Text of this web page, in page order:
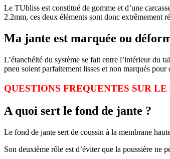
Le TUbliss est constitué de gomme et d’une
2.2mm, ces deux éléments sont donc extrêmement
Ma jante est marquée ou
L’étanchéité du système se fait entre l’intérieur du
pneu soient parfaitement lisses et non marqués
QUESTIONS FREQUENTES SUR
A quoi sert le fond de jante ?
Le fond de jante sert de coussin à la membrane
Son deuxième rôle est d’éviter que la poussière ne